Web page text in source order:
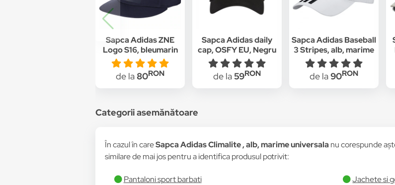
Sapca Adidas ZNE
Logo S16, bleumarin
de la 80RON
Sapca Adidas daily
cap, OSFY EU, Negru
de la59RON
Sapca Adidas Baseball
3 Stripes, alb, marime
universala
de la90RON
Categorii asemănătoare
În cazul în careSapca Adidas Climalite , alb, marime universala nu corespunde
similare de mai jos pentru a identifica produsul potrivit:
Pantaloni sport barbati
Jachete si